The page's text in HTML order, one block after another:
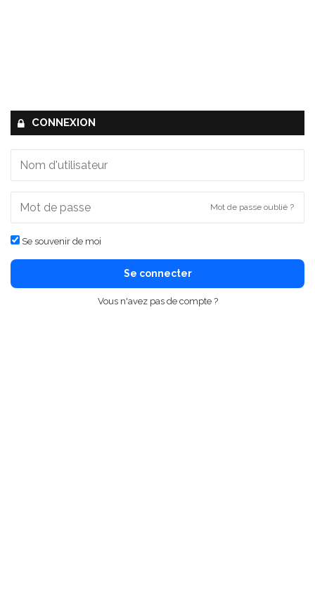
CONNEXION
Mot de passe oublié ?
Se souvenir de moi
Se connecter
Vous n'avez pas de compte ?